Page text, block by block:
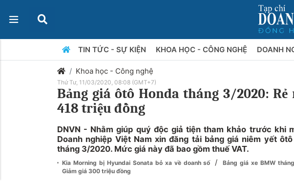
TIN TỨC - SỰ KIỆN KHOA HỌC - CÔNG NGHỆ DOANH
Khoa học - Công nghệ
Thứ Tư, 11/03/2020, 08:08 (GMT+7)
Bảng giá ôtô Honda tháng 3/2020: Rẻ
418 triệu đồng
DNVN - Nhằm giúp quý độc giả tiện tham khảo trước khi
Doanh nghiệp Việt Nam xin đăng tải bảng giá niêm yết ôtô
tháng 3/2020. Mức giá này đã bao gồm thuế VAT.
Kia Morning bị Hyundai Sonata bỏ xa về doanh số /
Bảng giá xe BMW
Giảm giá 300 triệu đồng